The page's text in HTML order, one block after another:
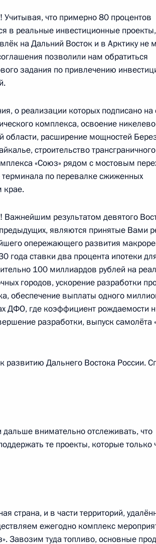
Дальнего Востока и запуск
остров Русский
Анваром Ибрагимом
остров Русский
Правительства Сербии
КНР Хань Чжэном
остров Русский
победы на Халхин-Голе
что примерно 80 процентов
в реальные инвестиционные
на Дальний Восток и в Арктику не
позволили нам обратиться
задания по привлечению
о реализации которых подписано
комплекса, освоение
расширение мощностей
строительство трансграничного
«Союз» рядом с мостовым
по перевалке сжиженных
крае.
результатом девятого
являются принятые Вами
опережающего развития
года ставки два процента ипотеки
100 миллиардов рублей на
городов, ускорение разработки
обеспечение выплаты одного
ДФО, где коэффициент рождаемости
разработки, выпуск самолёта
развитию Дальнего Востока России.
внимательно отслеживать, что
те проекты, которые только
страна, и в части территорий,
ежегодно комплекс
Завозим туда топливо, основные